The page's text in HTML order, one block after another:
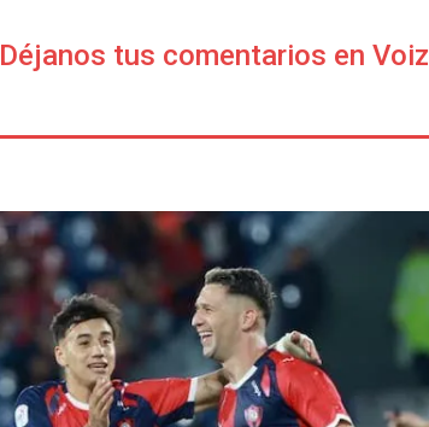
Déjanos tus comentarios en Voiz